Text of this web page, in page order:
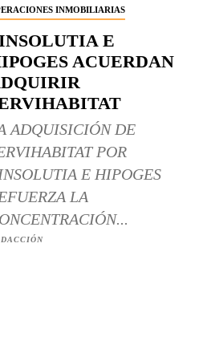
INMOBILIARIAS
E
ACUERDAN
ADQUISICIÓN DE
POR
E HIPOGES
LA